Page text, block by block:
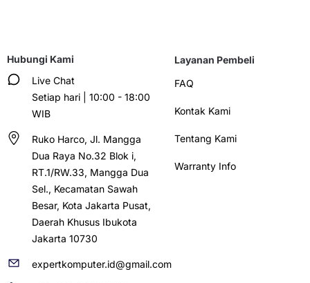
Hubungi Kami
Live Chat
Setiap hari | 10:00 - 18:00
WIB
Ruko Harco, Jl. Mangga
Dua Raya No.32 Blok i,
RT.1/RW.33, Mangga Dua
Sel., Kecamatan Sawah
Besar, Kota Jakarta Pusat,
Daerah Khusus Ibukota
Jakarta 10730
expertkomputer.id@gmail.com
Layanan Pembeli
FAQ
Kontak Kami
Tentang Kami
Warranty Info